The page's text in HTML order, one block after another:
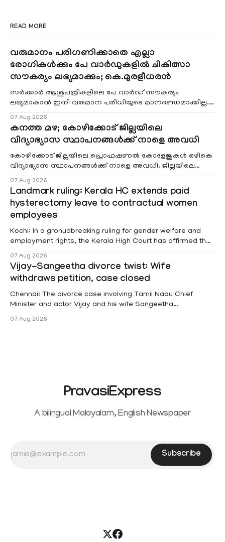
READ MORE
വരുമാനം പരിഗണിക്കാതെ എല്ലാ
രോഗികൾക്കും പേ വാർഡുകളിൽ ചികിത്സാ
സൗകര്യം ലഭ്യമാക്കും; കെ.മുരളീധരൻ
സർക്കാർ ആശുപത്രികളിലെ പേ വാർഡ് സൗകര്യം
ലഭ്യമാകാൻ ഇനി വരുമാന പരിധിയുടെ മാനദണ്ഡമാക്കില്ല.
07 Aug 2026
കനത്ത മഴ; കോഴിക്കോട് ജില്ലയിലെ
വിദ്യാഭ്യാസ സ്ഥാപനങ്ങൾക്ക് നാളെ അവധി
കോഴിക്കോട് ജില്ലയിലെ പ്രൊഫഷണൽ കോളേജുകൾ ഒഴികെ
വിദ്യാഭ്യാസ സ്ഥാപനങ്ങൾക്ക് നാളെ അവധി. ജില്ലയിലെ
07 Aug 2026
Landmark ruling: Kerala HC extends paid
hysterectomy leave to contractual women
employees
Kochi: In a gronudbreaking ruling for gender welfare and
employment rights, the Kerala High Court has affirmed that
projects are eligible for paid medical leave following
hysterectomy surgery under the Kerala Service Rules
(KSR). The court noted that since essential benefits like
maternity
07 Aug 2026
Vijay-Sangeetha divorce twist: Wife
withdraws petition, case closed
Chennai: The divorce case involving Tamil Nadu Chief
Minister and actor Vijay and his wife Sangeetha
Sowrnalingam has taken a new turn after Sangeetha
07 Aug 2026
PravasiExpress
A bilingual Malayalam, English Newspaper
Subscribe